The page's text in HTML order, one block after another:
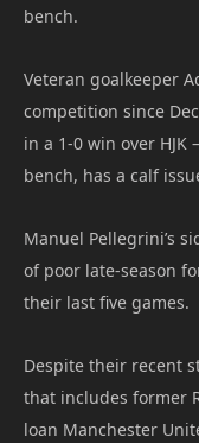
bench.
Veteran goalkeeper
competition since
in a 1-0 win over HJK
bench, has a calf
Manuel Pellegrini’s
of poor late-season
their last five games.
Despite their recent
that includes former
loan Manchester